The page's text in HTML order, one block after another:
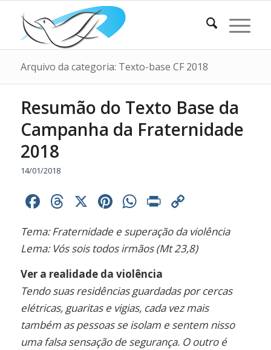
Arquivo da categoria: Texto-base CF 2018
Resumão do Texto Base da
Campanha da Fraternidade
2018
14/01/2018
Facebook
Threads
X Pinterest
WhatsApp
Print
Link
Tema: Fraternidade e superação da violência
Lema: Vós sois todos irmãos (Mt 23,8)
Ver a realidade da violência
Tendo suas residências guardadas por cercas
elétricas, guaritas e vigias, cada vez mais
também as pessoas se isolam e sentem nisso
uma falsa sensação de segurança. O outro é